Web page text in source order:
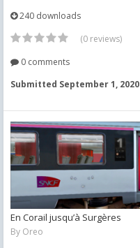
240 downloads
(0 reviews)
0 comments
Submitted September 1, 2020
En Corail jusqu’à Surgères
By Oreo